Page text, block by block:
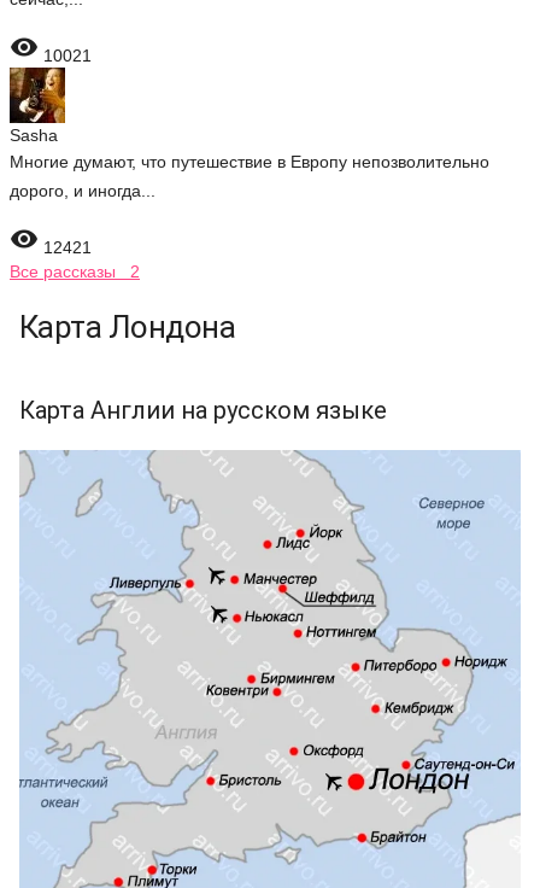
 10021
Sasha
Многие думают, что путешествие в Европу непозволительно
дорого, и иногда...
 12421
Все рассказы 2
Карта Лондона
Карта Англии на русском языке